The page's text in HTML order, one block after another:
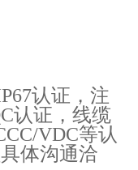
认证，注
认证，线缆
VDC等认
体沟通洽